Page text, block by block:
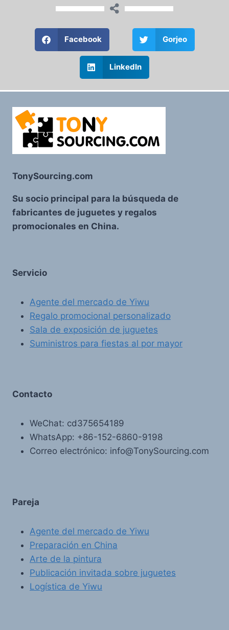
Facebook Gorjeo
LinkedIn
TonySourcing.com
Su socio principal para la búsqueda de
fabricantes de juguetes y regalos
promocionales en China.
Servicio
Agente del mercado de Yiwu
Regalo promocional personalizado
Sala de exposición de juguetes
Suministros para fiestas al por mayor
Contacto
WeChat: cd375654189
WhatsApp: +86-152-6860-9198
Correo electrónico: info@TonySourcing.com
Pareja
Agente del mercado de Yiwu
Preparación en China
Arte de la pintura
Publicación invitada sobre juguetes
Logística de Yiwu